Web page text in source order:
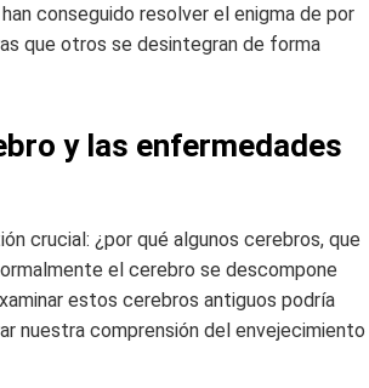
conseguido resolver el enigma de por
que otros se desintegran de forma
y las enfermedades
crucial: ¿por qué algunos cerebros, que
el cerebro se descompone
estos cerebros antiguos podría
nuestra comprensión del envejecimiento